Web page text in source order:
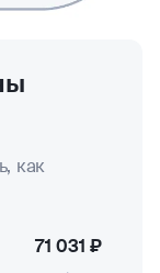
как
71 031 ₽